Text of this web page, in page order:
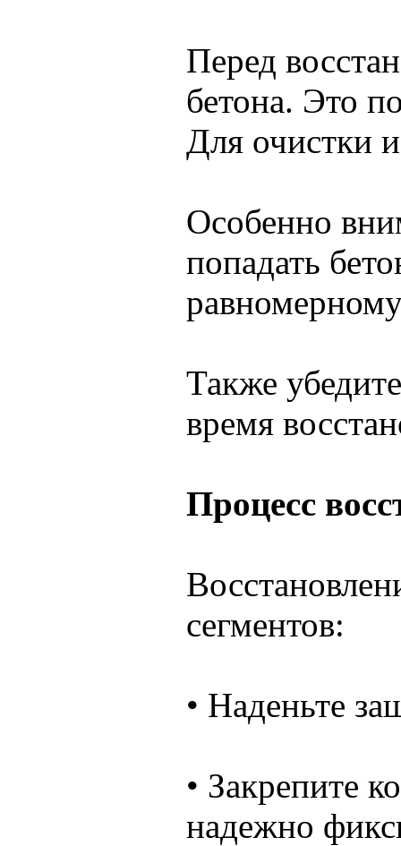
Перед
бетона. Это
Для очистки
Особенно
попадать
Также
время
Процесс
сегментов:
• Наденьте
• Закрепите
надежно